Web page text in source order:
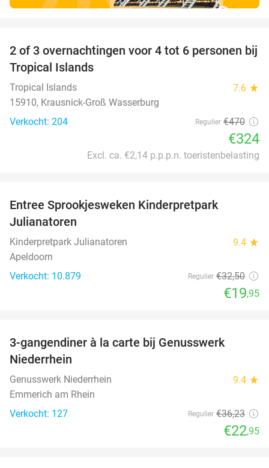
31%
2 of 3 overnachtingen voor 4 tot 6 personen bij
Tropical Islands
Tropical Islands 7.6 star
15910, Krausnick-Groß Wasserburg
Verkocht: 204
Regulier €470
€324
Excl. ca. €2,14 p.p.p.n. toeristenbelasting
Entree Sprookjesweken Kinderpretpark
Julianatoren
Kinderpretpark Julianatoren 9.4 star
Apeldoorn
Verkocht: 10.879
Regulier €32,50
€19,95
3-gangendiner à la carte bij Genusswerk
Niederrhein
Genusswerk Niederrhein 9.4 star
Emmerich am Rhein
Verkocht: 127
Regulier €36,23
€22,95